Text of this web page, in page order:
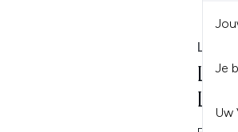
Je
Uw